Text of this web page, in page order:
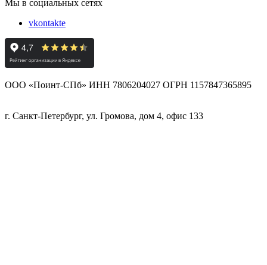
Мы в социальных сетях
vkontakte
ООО «Поинт-СПб» ИНН 7806204027 ОГРН 1157847365895
г. Санкт-Петербург, ул. Громова, дом 4, офис 133